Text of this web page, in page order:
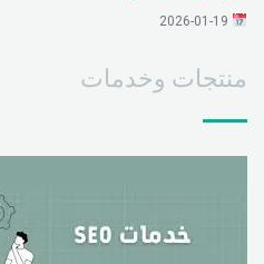
منتجات وخدمات